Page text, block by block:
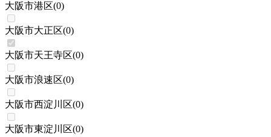
大阪市港区(0)
大阪市大正区(0)
大阪市天王寺区(0)
大阪市浪速区(0)
大阪市西淀川区(0)
大阪市東淀川区(0)